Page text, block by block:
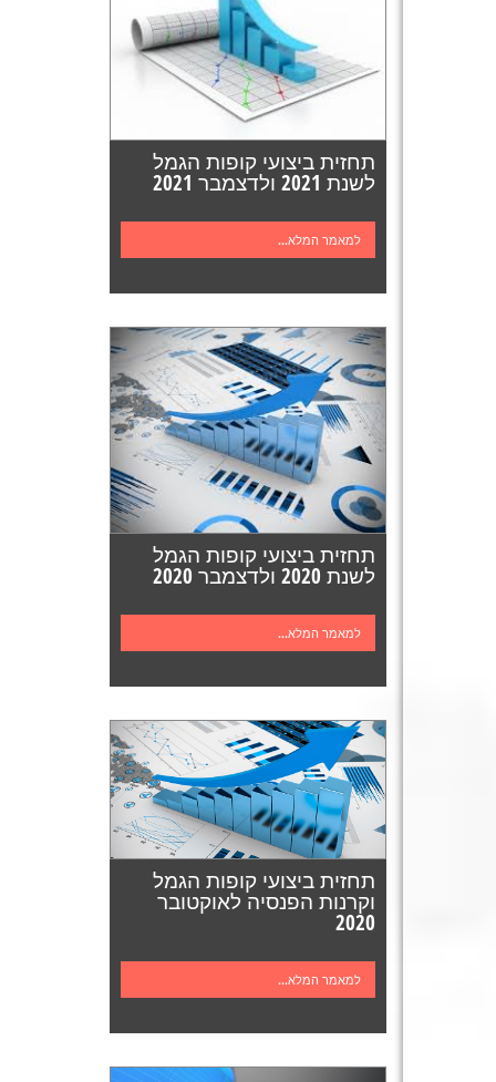
תחזית ביצועי קופות הגמל
לשנת 2021 ולדצמבר 2021
למאמר המלא...
תחזית ביצועי קופות הגמל
לשנת 2020 ולדצמבר 2020
למאמר המלא...
תחזית ביצועי קופות הגמל
וקרנות הפנסיה לאוקטובר
2020
למאמר המלא...